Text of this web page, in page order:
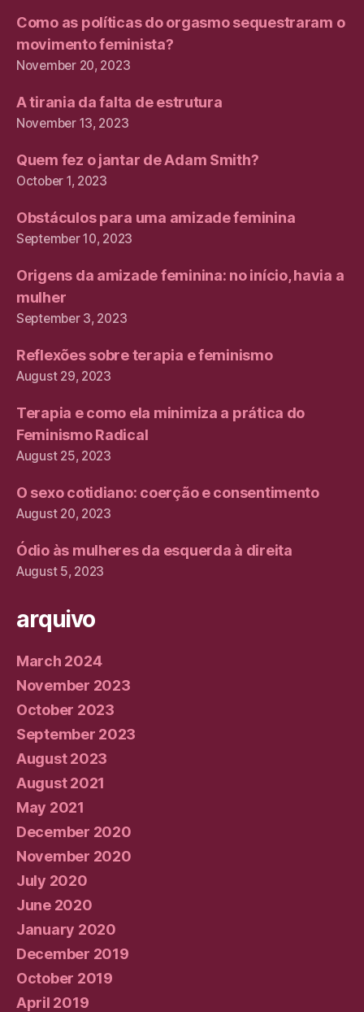
Como as políticas do orgasmo sequestraram o
movimento feminista?
November 20, 2023
A tirania da falta de estrutura
November 13, 2023
Quem fez o jantar de Adam Smith?
October 1, 2023
Obstáculos para uma amizade feminina
September 10, 2023
Origens da amizade feminina: no início, havia a
mulher
September 3, 2023
Reflexões sobre terapia e feminismo
August 29, 2023
Terapia e como ela minimiza a prática do
Feminismo Radical
August 25, 2023
O sexo cotidiano: coerção e consentimento
August 20, 2023
Ódio às mulheres da esquerda à direita
August 5, 2023
arquivo
March 2024
November 2023
October 2023
September 2023
August 2023
August 2021
May 2021
December 2020
November 2020
July 2020
June 2020
January 2020
December 2019
October 2019
April 2019